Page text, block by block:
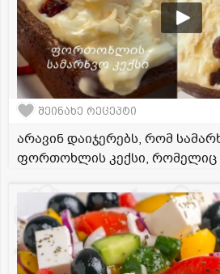
შეინახე რეცეპტი
არავინ დაიჯერებს, რომ
ფორთოხლის კექსი, რომელიც